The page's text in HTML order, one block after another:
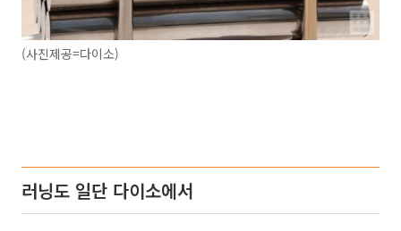
(사진제공=다이소)
러닝도 일단 다이소에서